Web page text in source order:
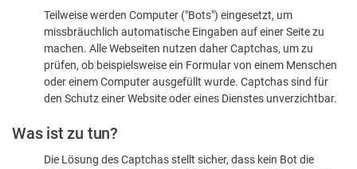
dass
sind
Teilweise werden Computer ("Bots") eingesetzt, um
missbräuchlich automatische Eingaben auf einer Seite zu
machen. Alle Webseiten nutzen daher Captchas, um zu
prüfen, ob beispielsweise ein Formular von einem Menschen
oder einem Computer ausgefüllt wurde. Captchas sind für
den Schutz einer Website oder eines Dienstes unverzichtbar.
Was ist zu tun?
Die Lösung des Captchas stellt sicher, dass kein Bot die